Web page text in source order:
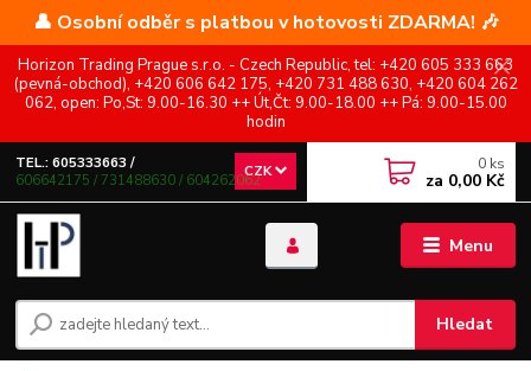
👤 Osobní odběr s platbou v hotovosti ZDARMA! 🎶
Horizon Trading Prague s.r.o. - Czech Republic, tel: +420 605 333 663
(pevná-obchod), +420 606 642 175, +420 731 488 630, +420 604 262
062, open: Po,St: 9.00-16.30 ++ Út,Čt: 9.00-18.00 ++ Pá: 9.00-15.00
hodin
Menu
CZK
Hledat
TEL.: 605333663 /
606642175 / 731488630 / 604262062
0 ks
za 0,00 Kč